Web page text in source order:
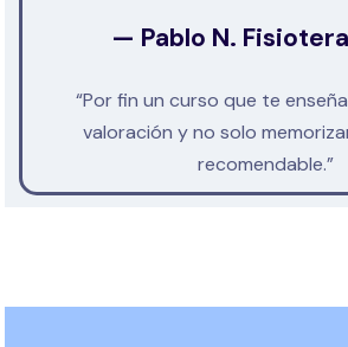
— Pablo N.
“Por fin un curso que te
valoración y no solo
recomendable.”